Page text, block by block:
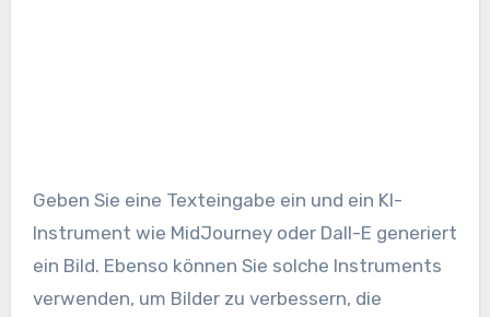
Geben Sie eine Texteingabe ein und ein KI-
Instrument wie MidJourney oder Dall-E generiert
ein Bild. Ebenso können Sie solche Instruments
verwenden, um Bilder zu verbessern, die